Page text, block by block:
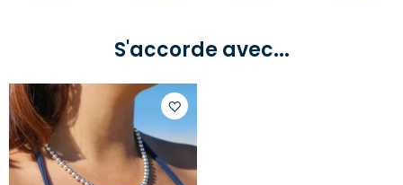
S'accorde avec...
Ajouter
votre